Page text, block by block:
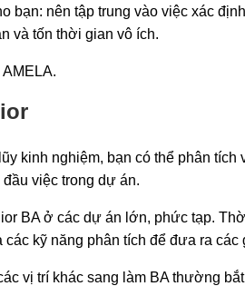
bạn: nên tập trung vào việc xác
và tốn thời gian vô ích.
AMELA.
kinh nghiệm, bạn có thể phân
việc trong dự án.
BA ở các dự án lớn, phức tạp.
kỹ năng phân tích để đưa ra các
vị trí khác sang làm BA thường